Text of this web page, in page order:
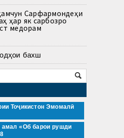
Сарфармондеҳи
ҳар як сарбозро
медорам
бахш
Тоҷикистон Эмомалӣ
«Об барои рушди